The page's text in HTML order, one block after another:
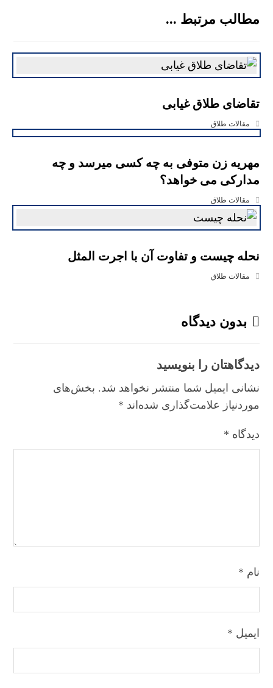
مطالب مرتبط ...
تقاضای طلاق غیابی
مقالات طلاق
مهریه زن متوفی به چه کسی میرسد و چه
مدارکی می خواهد؟
مقالات طلاق
نحله چیست و تفاوت آن با اجرت المثل
مقالات طلاق
بدون دیدگاه
دیدگاهتان را بنویسید
نشانی ایمیل شما منتشر نخواهد شد. بخش‌های
موردنیاز علامت‌گذاری شده‌اند *
دیدگاه *
نام *
ایمیل *